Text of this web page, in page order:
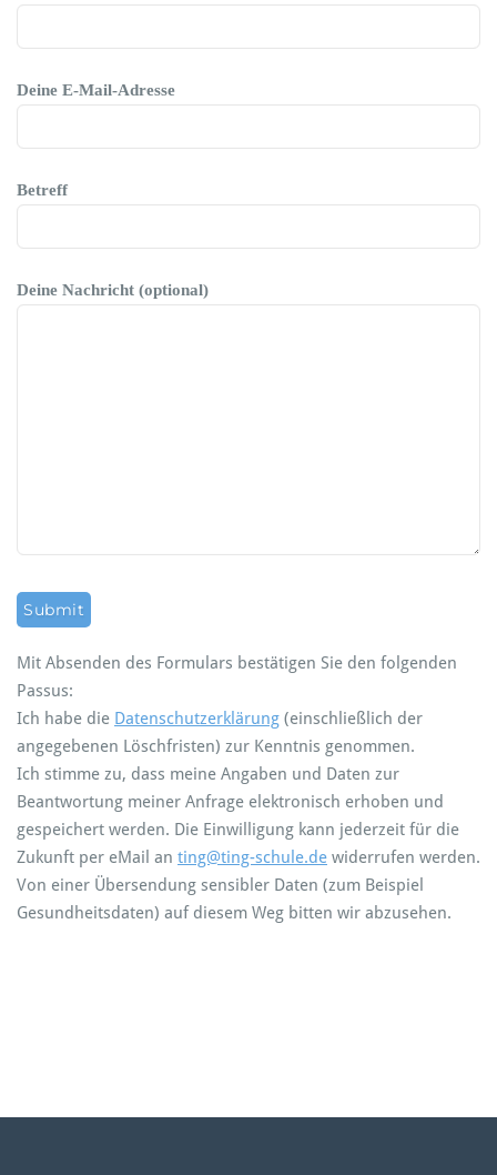
Deine E-Mail-Adresse
Betreff
Deine Nachricht (optional)
Mit Absenden des Formulars bestätigen Sie den folgenden
Passus:
Ich habe die Datenschutzerklärung (einschließlich der
angegebenen Löschfristen) zur Kenntnis genommen.
Ich stimme zu, dass meine Angaben und Daten zur
Beantwortung meiner Anfrage elektronisch erhoben und
gespeichert werden. Die Einwilligung kann jederzeit für die
Zukunft per eMail an ting@ting-schule.de widerrufen werden.
Von einer Übersendung sensibler Daten (zum Beispiel
Gesundheitsdaten) auf diesem Weg bitten wir abzusehen.